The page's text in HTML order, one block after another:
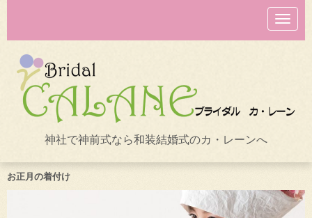
N
a
v
o
n
神社で神前式なら和装結婚式のカ・レーンへ
お正月の着付け